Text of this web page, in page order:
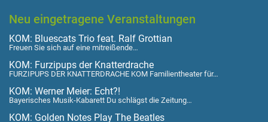
Neu eingetragene Veranstaltungen
KOM: Bluescats Trio feat. Ralf Grottian
Freuen Sie sich auf eine mitreißende…
KOM: Furzipups der Knatterdrache
FURZIPUPS DER KNATTERDRACHE KOM Familientheater für…
KOM: Werner Meier: Echt?!
Bayerisches Musik-Kabarett Du schlägst die Zeitung…
KOM: Golden Notes Play The Beatles